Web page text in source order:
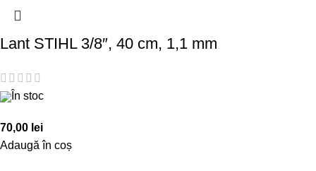
Lant STIHL 3/8″, 40 cm, 1,1 mm
În stoc
70,00 lei
Adaugă în coș